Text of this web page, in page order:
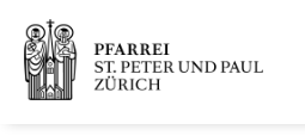
Springe
zum
Inhalt